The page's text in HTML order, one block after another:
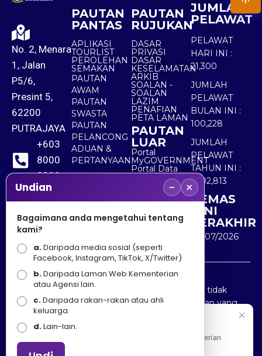
No. 2, Menara
1, Jalan
P5/6,
Presint 5,
62200
PUTRAJAYA
+603
8000
8000
+603
8891
7100
PAUTAN
PANTAS
APLIKASI
TOURLIST
PEROLEHAN
SEMAKAN
PAUTAN
AWAM
PAUTAN
SWASTA
PAUTAN
PELANCONG
ADUAN &
PERTANYAAN
PAUTAN
RUJUKAN
DASAR
PRIVASI
DASAR
KESELAMATAN
ARKIB
SOALAN -
SOALAN
LAZIM
PENAFIAN
PETA LAMAN
PAUTAN
LUAR
Portal
MyGOVERNMENT
Portal Data
Terbuka
Sektor Awam
JUMLAH
PELAWAT
PELAWAT
HARI INI :
21,300
JUMLAH
PELAWAT
BULAN INI :
100,228
JUMLAH
PELAWAT
TAHUN INI :
5,502,813
KEMAS
KINI
TERAKHIR
30/07/2026
Penafian : Kerajaan Malaysia dan Kementerian
Pelancongan Seni dan Budaya (MOTAC) adalah tidak
bertanggungjawab atas kehilangan atau kerugian yang
disebabkan oleh penggunaan mana-mana maklumat
yang diperolehi dari portal ini.
Undian − ×
Bagaimana anda mengetahui tentang
kami?
a.Daripada media sosial (seperti
Facebook, Instagram, TikTok, X/Twitter)
b.Daripada Laman Web Kementerian
atau Agensi lain.
c.Daripada rakan-rakan atau ahli
keluarga.
d.Lain-lain.
Apa Khabar! Selamat datang ke Portal Rasmi Kementerian
Pelancongan, Seni dan Budaya